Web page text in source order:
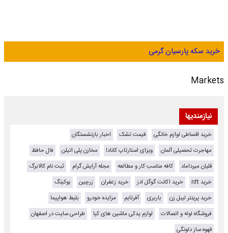
خرید سکه پارسیان گرمی
Markets
نیازمندیها
خرید اقساطی لوازم خانگی قیمت تشک
اخبار بازنشستگان
مهاجرت تحصیلی آلمان
ویزای استارتاپ کانادا مخازن پلی اتیلن
فال حافظ
قلیان میرداماد
کافه مناسب کار و مطالعه مجله آرایش گرام
ثبت نام کالابرگ
خرید nft
خرید اکانت گوگل ادز خرید زعفران زرچین
بوکینگ
خرید پرینتر لیبل زن
باربری آفرتایم مزایده خودرو
بلیط هواپیما
فروشگاه لوله و اتصالات
لوازم یدکی ماشین های کیا
طراحی سایت در اصفهان
قهوه ساز دلونگی